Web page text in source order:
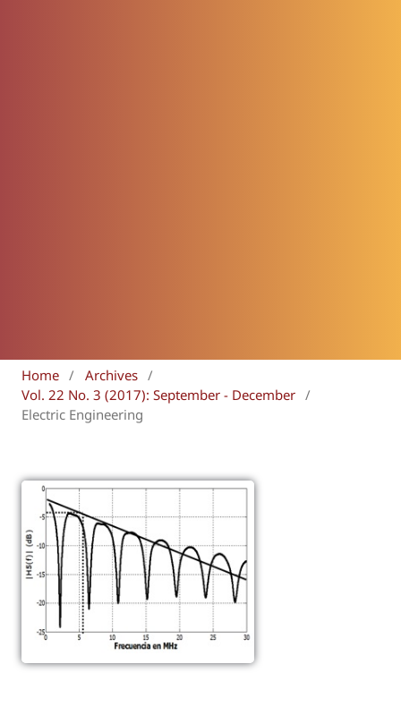
Home / Archives /
Vol. 22 No. 3 (2017): September - December /
Electric Engineering